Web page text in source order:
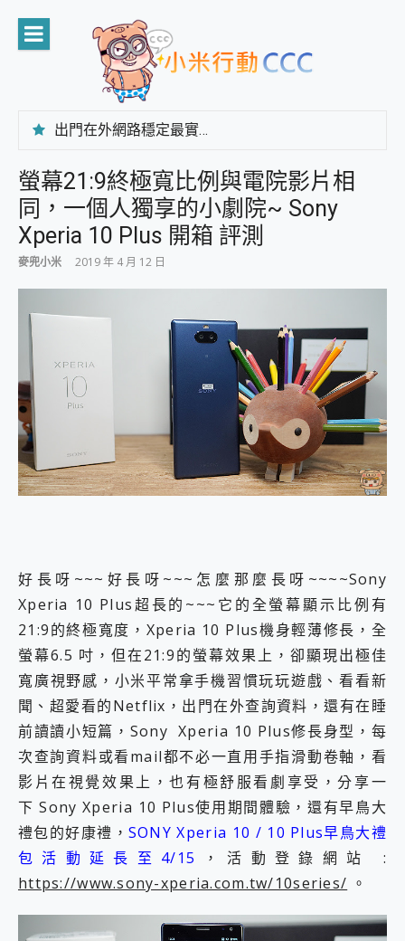
content
出門在外網路穩定最實在 「台灣大哥大」榮獲 4G/5G 在線率全球 NO.3 全台第一與全台六冠王實測心得，走到哪順到哪！
CP 值天花板~ Bongcom BS5 足球君開箱~ 短焦投影機 3千元就能擁有！ 折扣碼在這～
專為 PC上的 XBOX和掌機設計的 FireCuda X1070 SSD 固態硬碟開箱 評測
台灣製攝影機在這裡，100%全無線設計 SpotCam Solo Eco 太陽能防水雲端攝影機 SpotCam Solo 3 2.5K高畫質戶外攝影機 開箱 評測
電力超超超持久 MSI 微星 Prestige 14 AI+ D3MG-031TW 14吋 開箱評價，AI輕薄商務筆電 Copilot+ PC
超懂拍、耐用 AI 街拍機~ realme 16 Pro 開箱評價~ 2 億畫素 LumaColor 影像、持久續航與 IP69K 高防護
AI 支付 一錶搞定大小事 Xiaomi Watch 5 開箱 評測
美到讓人超想擁有 moto pad 60 系列 與 Moto | Swarovski razr 60 冰藍限定版本 開箱 評測
好用的 EaseUS Partition Master 讓您輕鬆的移除與格式化有防寫保護的隨身碟或SD卡
小朋友才做選擇 投影機 RGB藍牙音響 氛圍情境燈 我通通都要！ Starfish 2 幻彩膠囊投影機｜結合「 智慧投影 & 煥彩流動 」的沈浸式生活新體驗
小巧好吸不擋鏡頭 有Qi2認證的 ONPRO MagReact MXs2 5000mAh薄型磁吸無線急速行動電源 開箱 評測
超好用的 PLAUD NotePin AI 智慧錄音膠囊~ 您的AI 秘書已上線 每月免費送你 300分鐘轉寫
COMPUTEX 2025 來囉！AGI亞奇雷 AI・Gaming・創作儲存方案登場，趕快來AGI亞奇雷挑戰任務抽 PS5！
自帶線的 有線無線都能充 ONPRO MagReact M5 10000mAh 5合1 磁吸無線急速行動電源 開箱 評測
飛利浦 JS7310 ⚡【電急便｜行動儲能救車電源】 可靠的旅行夥伴！帶給您優異的安全性與強大供電效能
是螢幕也是電視! 一機超多用途「MSI微星 Modern MD272UPSW 27型」 4K IPS 輕薄商用智慧聯網螢幕 開箱 評測
您的專屬AI 助手 Yoga Slim 7 Aura Edition 觸控AI筆電 開箱 評測
realme 14 Pro 超硬軍規、冰感變色實測，realme 14 5G 遊戲戰鬥值爆表，效能x娛樂全都要！
iPhone、Apple Watch、AirPods耳機 三個設備充電一起搞定 ONPRO MagReact™ M3 3 in 1可攜摺疊無線充電器 開箱 評測
動靜皆宜「HUAWEI FreeArc」開放式耳掛耳機，無感配戴! 超穩超服貼，音質、通話也很優質
好玩好拍 vivo V50 ~ 口袋裡的 Zeiss 潮流攝影棚!
25種洗烘模式一機搞定! Roborock 衣莉莎白 H1 Neo分子篩洗脫烘 AI 滾筒洗衣機
給 MSI Claw 系列電競掌機 最完美的家 MSI Nest Docking Station 掌機專屬擴充底座 開箱 評測
B&O 精品級音響! Home+ 中嘉寬頻 SoundBox 劇院串流盒 開箱 評測
2億 APO蔡司長焦神機降臨~ vivo X200 Pro、vivo X200 就是這麼好拍
3 個超值 MHN 飛人工具分享~~ iToolab AnyGo 魔物獵人 Now飛人 ios教學 不出門也可以到處走
Locawhere AnyTo 寶可夢飛人 AnyTo 不出門也可以飛遍全世界
97.3% 恢復率，資料救援就是這麼簡單 EaseUS Data Recovery Wizard Free 18.0.0 業界最好的資料救援軟體
螢幕21:9終極寬比例與電院影片相
同，一個人獨享的小劇院~ Sony
Xperia 10 Plus 開箱 評測
麥兜小米 2019 年 4 月 12 日
好長呀~~~好長呀~~~怎麼那麼長呀~~~~Sony
Xperia 10 Plus超長的~~~它的全螢幕顯示比例有
21:9的終極寬度，Xperia 10 Plus機身輕薄修長，全
螢幕6.5 吋，但在21:9的螢幕效果上，卻顯現出極佳
寬廣視野感，小米平常拿手機習慣玩玩遊戲、看看新
聞、超愛看的Netflix，出門在外查詢資料，還有在睡
前讀讀小短篇，Sony Xperia 10 Plus修長身型，每
次查詢資料或看mail都不必一直用手指滑動卷軸，看
影片在視覺效果上，也有極舒服看劇享受，分享一
下 Sony Xperia 10 Plus使用期間體驗，還有早鳥大
禮包的好康禮， SONY Xperia 10 / 10 Plus早鳥大禮
包活動延長至4/15 ，活動登錄網站 :
https://www.sony-xperia.com.tw/10series/ 。